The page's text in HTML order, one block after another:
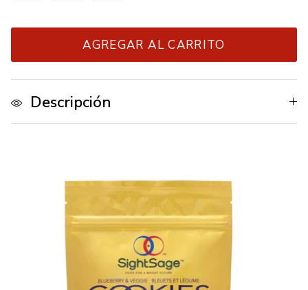
AGREGAR AL CARRITO
Descripción